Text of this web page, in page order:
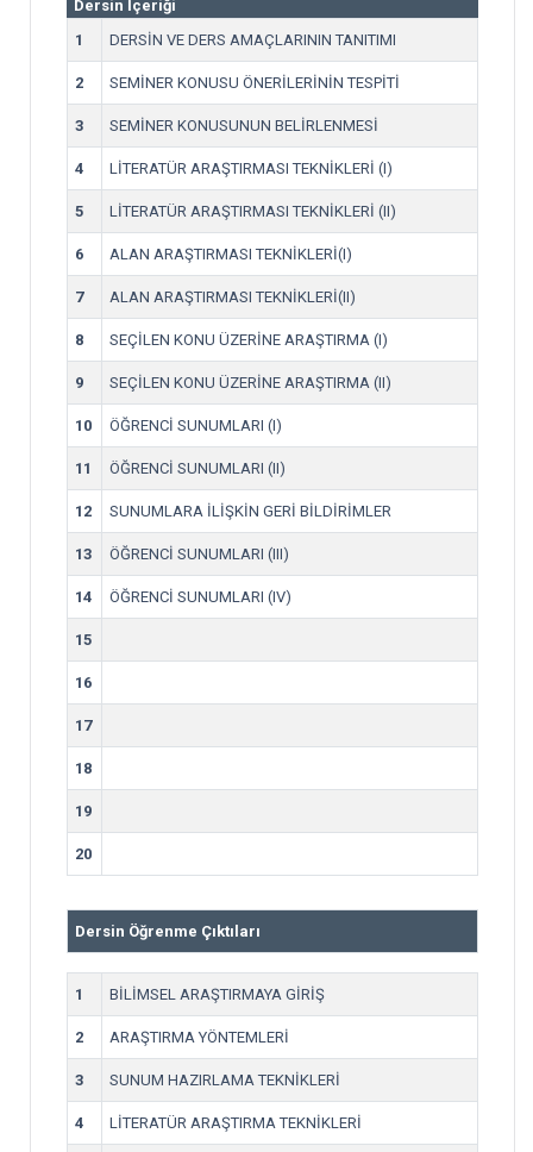
Dersin İçeriği
1
DERSİN VE DERS AMAÇLARININ TANITIMI
2 SEMİNER KONUSU ÖNERİLERİNİN TESPİTİ
3 SEMİNER KONUSUNUN BELİRLENMESİ
4 LİTERATÜR ARAŞTIRMASI TEKNİKLERİ (I)
5 LİTERATÜR ARAŞTIRMASI TEKNİKLERİ (II)
6 ALAN ARAŞTIRMASI TEKNİKLERİ(I)
7 ALAN ARAŞTIRMASI TEKNİKLERİ(II)
8 SEÇİLEN KONU ÜZERİNE ARAŞTIRMA (I)
9 SEÇİLEN KONU ÜZERİNE ARAŞTIRMA (II)
10 ÖĞRENCİ SUNUMLARI (I)
11 ÖĞRENCİ SUNUMLARI (II)
12 SUNUMLARA İLİŞKİN GERİ BİLDİRİMLER
13 ÖĞRENCİ SUNUMLARI (III)
14 ÖĞRENCİ SUNUMLARI (IV)
15
16
17
18
19
20
Dersin Öğrenme Çıktıları
1 BİLİMSEL ARAŞTIRMAYA GİRİŞ
2 ARAŞTIRMA YÖNTEMLERİ
3 SUNUM HAZIRLAMA TEKNİKLERİ
4 LİTERATÜR ARAŞTIRMA TEKNİKLERİ